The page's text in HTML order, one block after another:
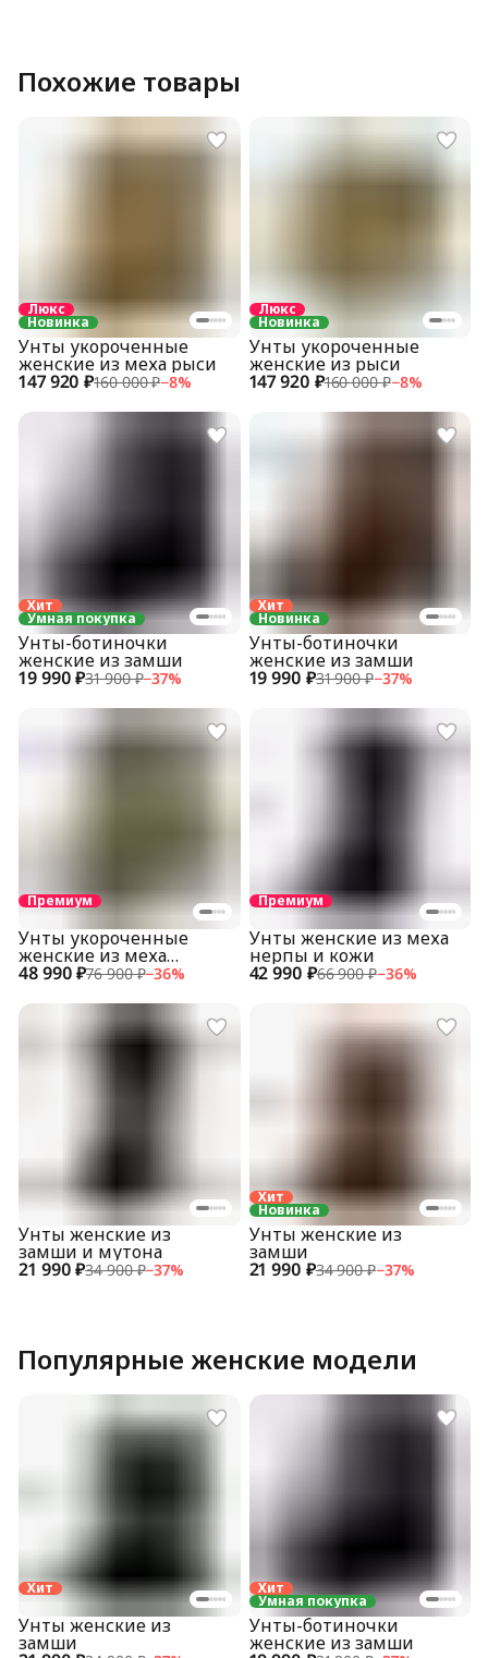
Похожие товары
Люкс
Новинка
147 920 ₽160 000 ₽−8%
Унты укороченные
женские из меха рыси
Люкс
Новинка
147 920 ₽160 000 ₽−8%
Унты укороченные
женские из рыси
Хит
Умная покупка
19 990 ₽31 900 ₽−37%
Унты-ботиночки
женские из замши
Хит
Новинка
19 990 ₽31 900 ₽−37%
Унты-ботиночки
женские из замши
Премиум
48 990 ₽76 900 ₽−36%
Унты укороченные
женские из меха
пятнистой нерпы
Премиум
42 990 ₽66 900 ₽−36%
Унты женские из меха
нерпы и кожи
21 990 ₽34 900 ₽−37%
Унты женские из
замши и мутона
Хит
Новинка
21 990 ₽34 900 ₽−37%
Унты женские из
замши
Популярные женские модели
Хит
Унты женские из
замши
Хит
Умная покупка
Унты-ботиночки
женские из замши